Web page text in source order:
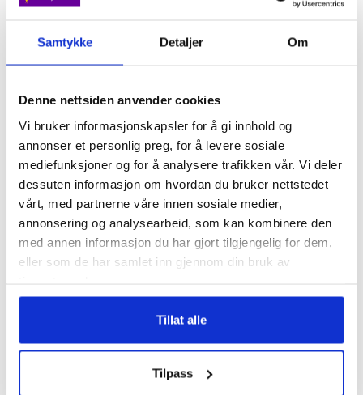
Samtykke Detaljer Om
Denne nettsiden anvender cookies
Vi bruker informasjonskapsler for å gi innhold og
annonser et personlig preg, for å levere sosiale
mediefunksjoner og for å analysere trafikken vår. Vi deler
dessuten informasjon om hvordan du bruker nettstedet
vårt, med partnerne våre innen sosiale medier,
annonsering og analysearbeid, som kan kombinere den
med annen informasjon du har gjort tilgjengelig for dem,
eller som de har samlet inn gjennom din bruk av
Tillat alle
Tilpass
5. DAG
Vi nyter en god frokost og tar et ekstra godt drag
Valdresekspressen blir kjørt til Fagernes.